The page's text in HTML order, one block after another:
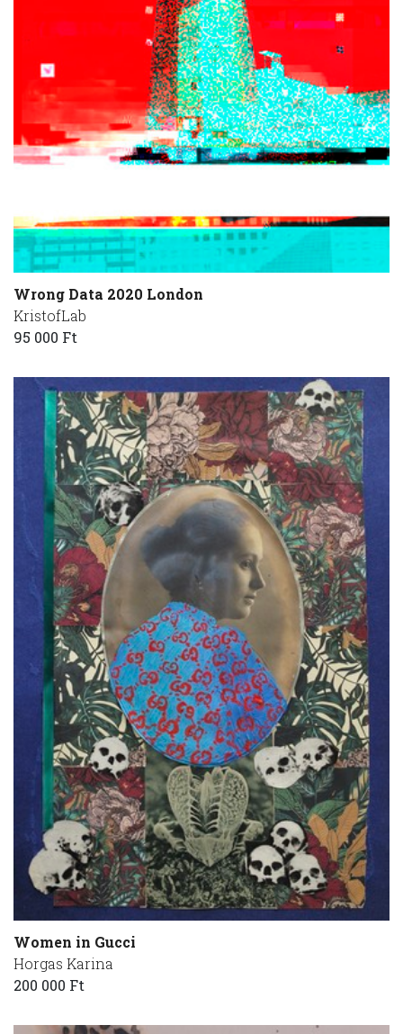
Wrong Data 2020 London
KristofLab
95 000 Ft
Women in Gucci
Horgas Karina
200 000 Ft